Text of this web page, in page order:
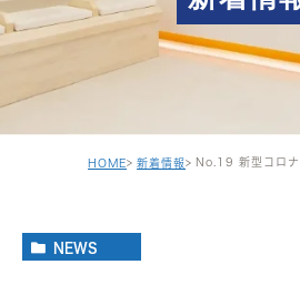
HOME 新着情報 No.19 新型コロナ
NEWS